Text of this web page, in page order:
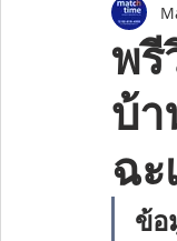
บริหารงานการ
ภาษาอังกฤษ
Eng - หลักสูตรก
พรี
บ้า
ฉะ
ข้อ